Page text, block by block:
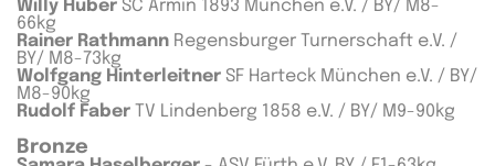
Willy Huber SC Armin 1893 München e.V. / BY/ M8-
66kg
Rainer Rathmann Regensburger Turnerschaft e.V. /
BY/ M8-73kg
Wolfgang Hinterleitner SF Harteck München e.V. / BY/
M8-90kg
Rudolf Faber TV Lindenberg 1858 e.V. / BY/ M9-90kg
Bronze